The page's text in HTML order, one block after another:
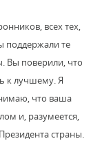
всех тех,
поддержали те
Вы поверили, что
к лучшему. Я
что ваша
и, разумеется,
страны.